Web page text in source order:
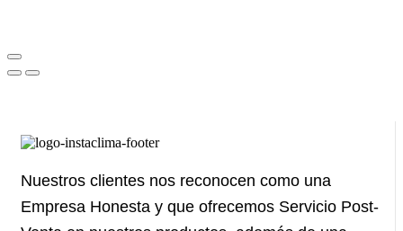
Nuestros clientes nos reconocen como una
Empresa Honesta y que ofrecemos Servicio Post-